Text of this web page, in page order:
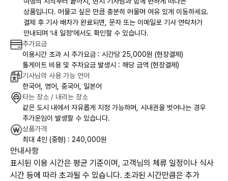
상품입니다. 머물고 싶은 만큼 충분히 머물며 여유 있게 이동하세요.
결제 후 기사 배차가 완료되면, 문자 또는 이메일로 기사 연락처가
안내되며 ‘내 일정’에서도 확인할 수 있습니다.
추가요금
이용시간 초과 시 추가요금 : 시간당 25,000원 (현장결제)
톨게이트 비용 및 주차요금 발생시 : 해당 금액 (현장결제)
기사님의 사용 가능 언어
한국어, 영어, 중국어, 일본어
타는 장소 / 내리는 장소
같은 도시 내에서 자유롭게 지정 가능하며, 시내권을 벗어나는 경우
추가운임이 발생할 수 있습니다.
상품가격
최대 4인 (중형) : 240,000원
안내사항
표시된 이용 시간은 평균 기준이며, 고객님의 체류 일정이나 식사
시간 등에 따라 초과될 수 있습니다. 초과된 시간만큼은 추가